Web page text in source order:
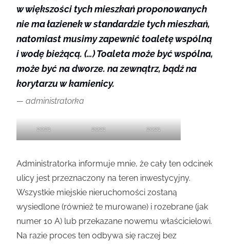
w większości tych mieszkań proponowanych
nie ma łazienek w standardzie tych mieszkań,
natomiast musimy zapewnić toaletę wspólną
i wodę bieżącą. (…) Toaleta może być wspólna,
może być na dworze. na zewnątrz, bądź na
korytarzu w kamienicy.
administratorka
2021 2021 2021
Administratorka informuje mnie, że cały ten odcinek
ulicy jest przeznaczony na teren inwestycyjny.
Wszystkie miejskie nieruchomości zostaną
wysiedlone (również te murowane) i rozebrane (jak
numer 10 A) lub przekazane nowemu właścicielowi.
Na razie proces ten odbywa się raczej bez